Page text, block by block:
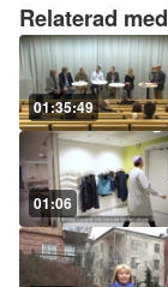
Relaterad
01:35:49
01:06